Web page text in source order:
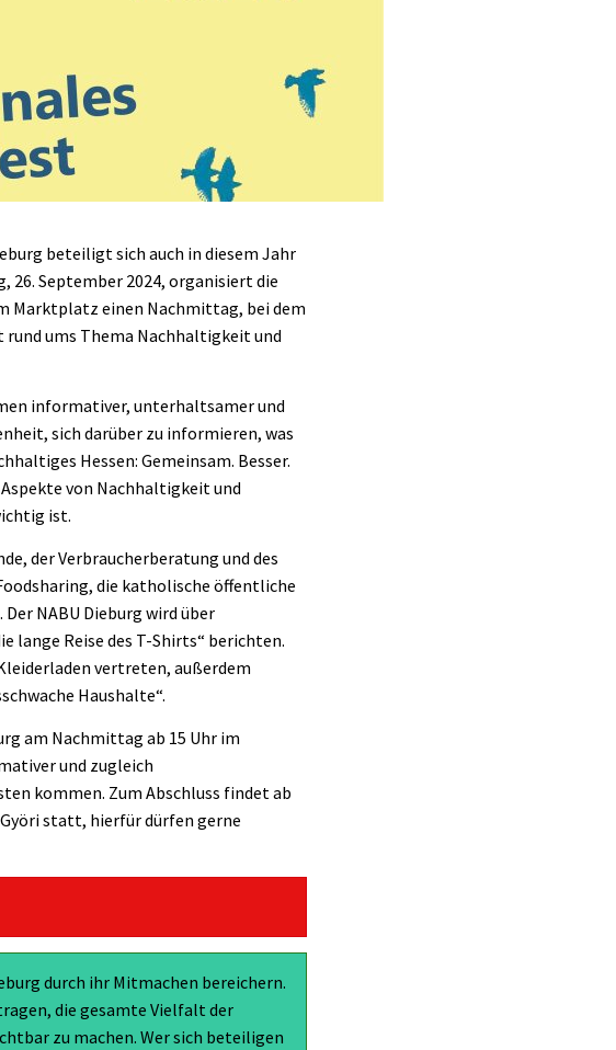
beteiligt sich auch in diesem Jahr
September 2024, organisiert die
Marktplatz einen Nachmittag, bei dem
ums Thema Nachhaltigkeit und
informativer, unterhaltsamer und
sich darüber zu informieren, was
Hessen: Gemeinsam. Besser.
von Nachhaltigkeit und
ist.
der Verbraucherberatung und des
die katholische öffentliche
NABU Dieburg wird über
lange Reise des T-Shirts“ berichten.
vertreten, außerdem
Haushalte“.
am Nachmittag ab 15 Uhr im
und zugleich
kommen. Zum Abschluss findet ab
statt, hierfür dürfen gerne
durch ihr Mitmachen bereichern.
die gesamte Vielfalt der
zu machen. Wer sich beteiligen